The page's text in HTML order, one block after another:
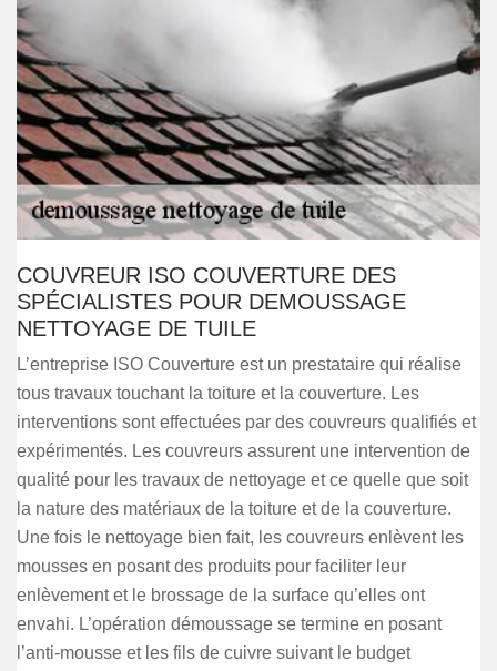
COUVREUR ISO COUVERTURE DES
SPÉCIALISTES POUR DEMOUSSAGE
NETTOYAGE DE TUILE
L’entreprise ISO Couverture est un prestataire qui réalise
tous travaux touchant la toiture et la couverture. Les
interventions sont effectuées par des couvreurs qualifiés et
expérimentés. Les couvreurs assurent une intervention de
qualité pour les travaux de nettoyage et ce quelle que soit
la nature des matériaux de la toiture et de la couverture.
Une fois le nettoyage bien fait, les couvreurs enlèvent les
mousses en posant des produits pour faciliter leur
enlèvement et le brossage de la surface qu’elles ont
envahi. L’opération démoussage se termine en posant
l’anti-mousse et les fils de cuivre suivant le budget